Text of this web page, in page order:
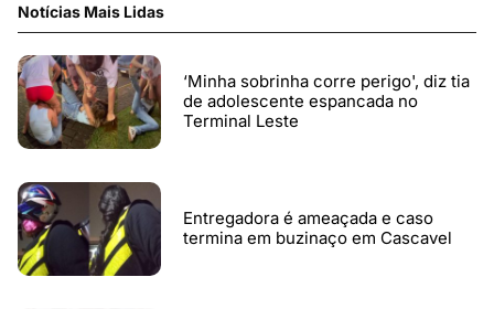
Notícias Mais Lidas
‘Minha sobrinha corre perigo', diz tia
de adolescente espancada no
Terminal Leste
Entregadora é ameaçada e caso
termina em buzinaço em Cascavel